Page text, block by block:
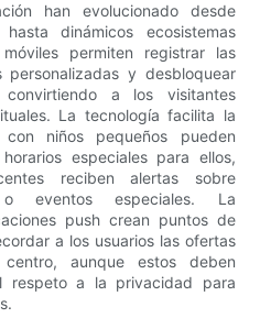
han evolucionado desde
dinámicos ecosistemas
permiten registrar las
personalizadas y desbloquear
convirtiendo a los visitantes
La tecnología facilita la
con niños pequeños pueden
especiales para ellos,
reciben alertas sobre
o eventos especiales. La
push crean puntos de
a los usuarios las ofertas
aunque estos deben
respeto a la privacidad para